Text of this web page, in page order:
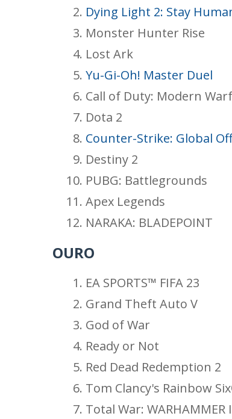
Dying Light 2: Stay
Monster Hunter Rise
Lost Ark
Yu-Gi-Oh! Master Duel
Сall of Duty: Modern
Dota 2
Counter-Strike: Global
Destiny 2
PUBG: Battlegrounds
Apex Legends
NARAKA: BLADEPOINT
OURO
EA SPORTS™ FIFA 23
Grand Theft Auto V
God of War
Ready or Not
Red Dead Redemption 2
Tom Clancy's Rainbow
Total War: WARHAMMER